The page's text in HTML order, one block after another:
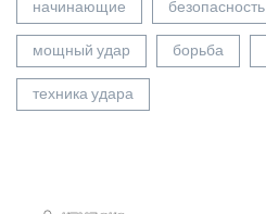
начинающие
безопасность
мощный удар
борьба
техника удара